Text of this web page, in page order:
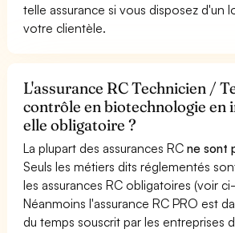
telle assurance si vous disposez d'un
votre clientèle.
L'assurance RC Technicien /
contrôle en biotechnologie en
elle obligatoire ?
La plupart des assurances RCne sont
Seuls les métiers dits réglementés
les assurances RC obligatoires (voir
Néanmoins l'assurance RC PRO est
du temps souscrit par les entreprises